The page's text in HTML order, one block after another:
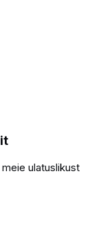
ulatuslikust